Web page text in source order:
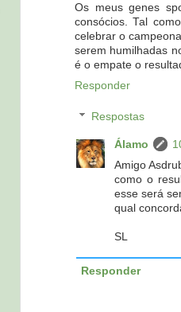
Os meus genes
consócios. Tal
celebrar o
serem humilhadas
é o empate o
Responder
Respostas
Álamo
Amigo
como o
esse será
qual
SL
Responder